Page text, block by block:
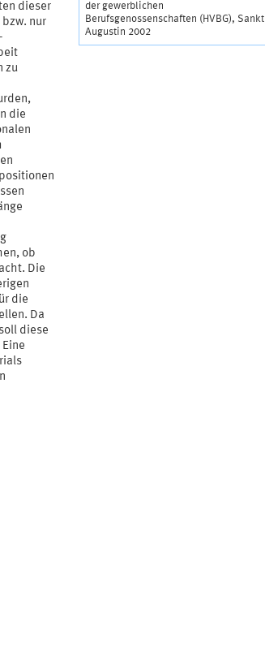
dieser
nur
zu
die
ob
Die
die
Da
diese
der gewerblichen
Berufsgenossenschaften (HVBG), Sankt
Augustin 2002